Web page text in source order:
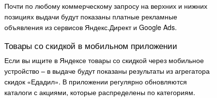
Почти по любому коммерческому запросу на верхних и нижних
позициях выдачи будут показаны платные рекламные
объявления из сервисов Яндекс.Директ и Google Ads.
Товары со скидкой в мобильном приложении
Если вы ищите в Яндексе товары со скидкой через мобильное
устройство – в выдаче будут показаны результаты из агрегатора
скидок «Едадил». В приложении регулярно обновляются
каталоги с акциями, которые распределены по категориям.